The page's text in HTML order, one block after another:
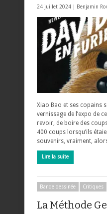
24 juillet 2024 | Benjamin
Xiao Bao et ses copains
vernissage de l’expo de
revoir, de boire des
400 coups lorsqu’ils
souvenirs, vraiment,
Lire la suite
Bande dessinée Critiques
La Méthode